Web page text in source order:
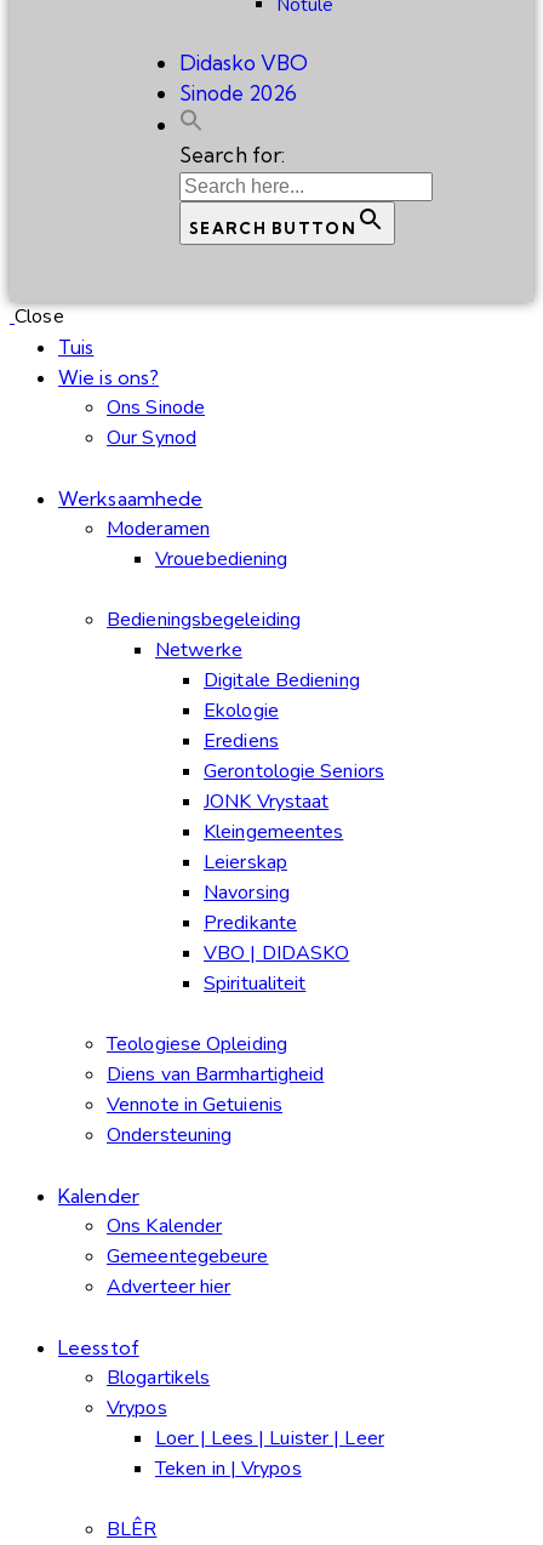
Notule
Didasko VBO
Sinode 2026
Search for:
SEARCH BUTTON
Close
Tuis
Wie is ons?
Ons Sinode
Our Synod
Werksaamhede
Moderamen
Vrouebediening
Bedieningsbegeleiding
Netwerke
Digitale Bediening
Ekologie
Erediens
Gerontologie Seniors
JONK Vrystaat
Kleingemeentes
Leierskap
Navorsing
Predikante
VBO | DIDASKO
Spiritualiteit
Teologiese Opleiding
Diens van Barmhartigheid
Vennote in Getuienis
Ondersteuning
Kalender
Ons Kalender
Gemeentegebeure
Adverteer hier
Leesstof
Blogartikels
Vrypos
Loer | Lees | Luister | Leer
Teken in | Vrypos
BLÊR